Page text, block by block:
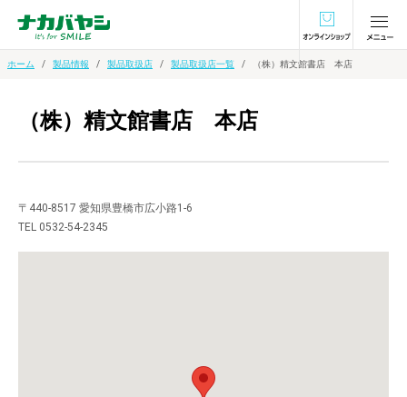
オンラインショ
ホーム 製品情報 製品取扱店 製品取扱店一覧 （株）精文館書店 本店
（株）精文館書店 本店
〒440-8517 愛知県豊橋市広小路1-6
TEL 0532-54-2345